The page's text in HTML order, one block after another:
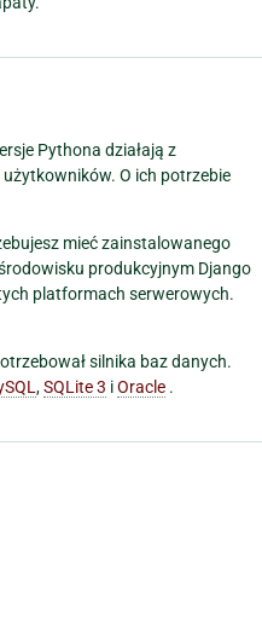
Pythona działają z
O ich potrzebie
mieć zainstalowanego
produkcyjnym Django
platformach serwerowych.
silnika baz danych.
,SQLite 3 iOracle .